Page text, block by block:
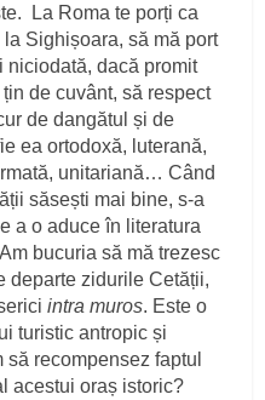
La Roma te porți ca
Sighișoara, să mă port
niciodată, dacă promit
de cuvânt, să respect
de dangătul și de
ea ortodoxă, luterană,
unitariană… Când
săsești mai bine, s-a
a o aduce în literatura
bucuria să mă trezesc
departe zidurile Cetății,
intra muros. Este o
turistic antropic și
recompensez faptul
acestui oraș istoric?